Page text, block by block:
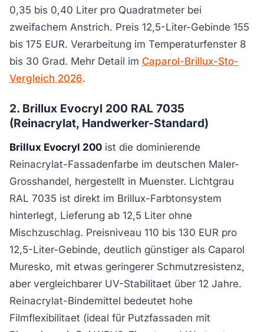
0,35 bis 0,40 Liter pro Quadratmeter bei
zweifachem Anstrich. Preis 12,5-Liter-Gebinde 155
bis 175 EUR. Verarbeitung im Temperaturfenster 8
bis 30 Grad. Mehr Detail im Caparol-Brillux-Sto-
Vergleich 2026.
2. Brillux Evocryl 200 RAL 7035
(Reinacrylat, Handwerker-Standard)
Brillux Evocryl 200 ist die dominierende
Reinacrylat-Fassadenfarbe im deutschen Maler-
Grosshandel, hergestellt in Muenster. Lichtgrau
RAL 7035 ist direkt im Brillux-Farbtonsystem
hinterlegt, Lieferung ab 12,5 Liter ohne
Mischzuschlag. Preisniveau 110 bis 130 EUR pro
12,5-Liter-Gebinde, deutlich günstiger als Caparol
Muresko, mit etwas geringerer Schmutzresistenz,
aber vergleichbarer UV-Stabilitaet über 12 Jahre.
Reinacrylat-Bindemittel bedeutet hohe
Filmflexibilitaet (ideal für Putzfassaden mit